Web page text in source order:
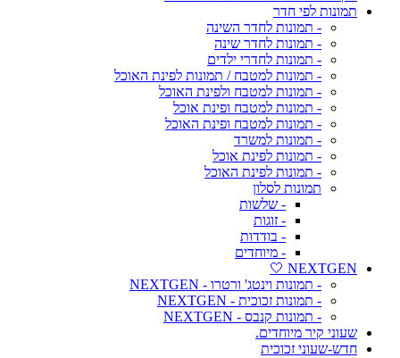
תמונות לפי חדר
- תמונות לחדר השינה
- תמונות לחדר שינה
- תמונות לחדרי ילדים
- תמונות למטבח / תמונות לפינת האוכל
- תמונות למטבח ולפינת האוכל
- תמונות למטבח ופינת אוכל
- תמונות למטבח ופינת האוכל
- תמונות למשרד
- תמונות לפינת אוכל
- תמונות לפינת האוכל
תמונות לסלון
- שלשות
- זוגות
- בודדות
- מיוחדים
NEXTGEN 🤍
- תמונות וינטג' ורטרו - NEXTGEN
- תמונות זכוכית - NEXTGEN
- תמונות קנבס - NEXTGEN
שעוני קיר מיוחדים.
חדש-שעוני זכוכית